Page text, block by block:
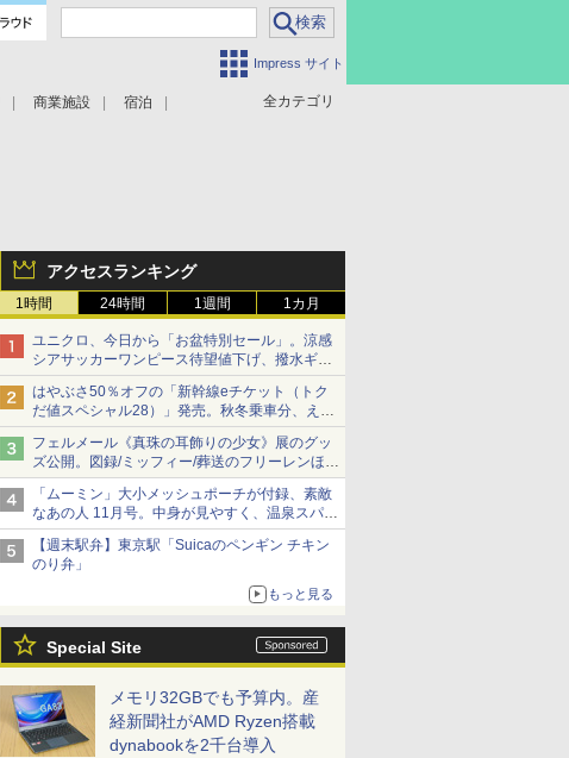
Impress サイト
全カテゴリ
商業施設 宿泊
アクセスランキング
1時間 24時間 1週間 1カ月
ユニクロ、今日から「お盆特別セール」。涼感
シアサッカーワンピース待望値下げ、撥水ギア
ショーツは1990円に
はやぶさ50％オフの「新幹線eチケット（トク
だ値スペシャル28）」発売。秋冬乗車分、えき
ねっと限定
フェルメール《真珠の耳飾りの少女》展のグッ
ズ公開。図録/ミッフィー/葬送のフリーレンほ
か、注目ブランドコラボが実現
「ムーミン」大小メッシュポーチが付録、素敵
なあの人 11月号。中身が見やすく、温泉スパに
も使える
【週末駅弁】東京駅「Suicaのペンギン チキン
のり弁」
もっと見る
Special Site
メモリ32GBでも予算内。産
経新聞社がAMD Ryzen搭載
dynabookを2千台導入